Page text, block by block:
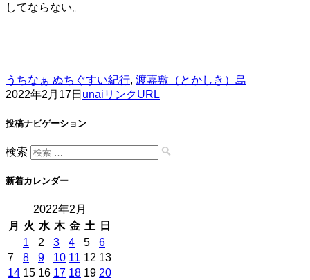
してならない。
うちなぁ ぬちぐすい紀行, 渡嘉敷（とかしき）島
2022年2月17日 unai リンクURL
投稿ナビゲーション
検索
新着カレンダー
2022年2月
月
火 水 木 金 土 日
1
2 3 4 5
6
7
8 9 10 11 12 13
14 15 16 17 18 19 20